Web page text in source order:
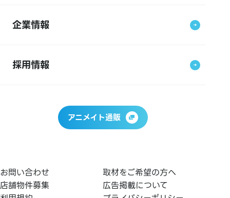
企業情報
採用情報
アニメイト通販
お問い合わせ
取材をご希望の方へ
店舗物件募集
広告掲載について